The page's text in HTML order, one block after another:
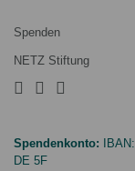
Spenden
NETZ Stiftung
Spendenkonto: IBAN:
DE 5F